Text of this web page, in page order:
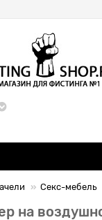
Секс-мебель
на